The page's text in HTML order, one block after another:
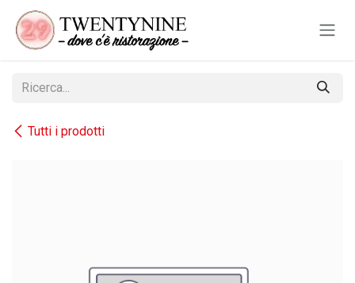
Passa al contenuto
Tutti i prodotti